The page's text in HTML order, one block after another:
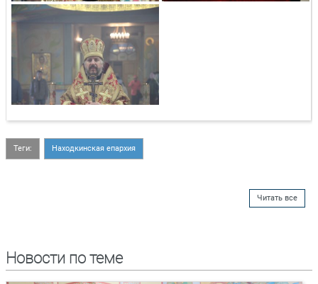
Теги: Находкинская епархия
Читать все
Новости по теме